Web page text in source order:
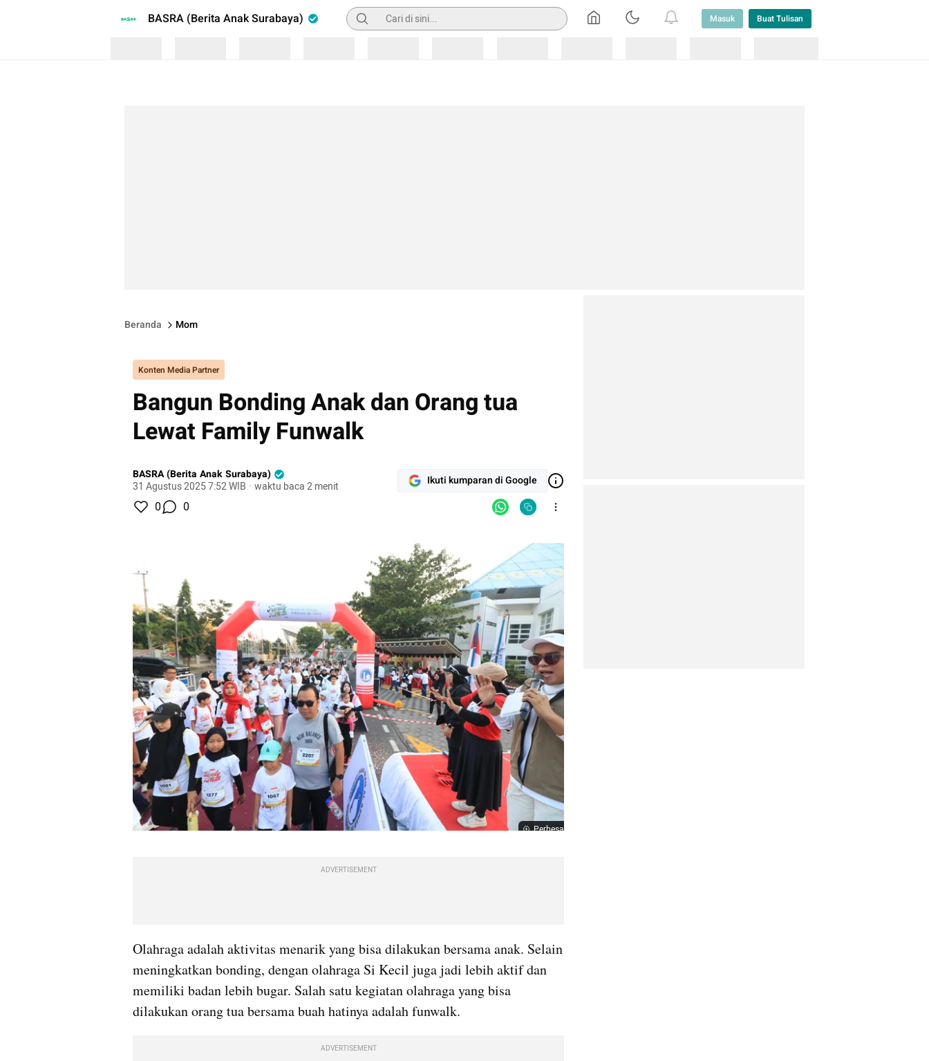
BASRA (Berita Anak Surabaya) Pencarian Masuk Buat Tulisan
Beranda Mom
Konten Media Partner
Bangun Bonding Anak dan Orang tua
Lewat Family Funwalk
BASRA (Berita Anak Surabaya)
31 Agustus 2025 7:52 WIB · waktu baca 2 menit Ikuti kumparan di Google
0 0
Perbesar
ADVERTISEMENT
Olahraga adalah aktivitas menarik yang bisa dilakukan bersama anak. Selain
meningkatkan bonding, dengan olahraga Si Kecil juga jadi lebih aktif dan
memiliki badan lebih bugar. Salah satu kegiatan olahraga yang bisa
dilakukan orang tua bersama buah hatinya adalah funwalk.
ADVERTISEMENT